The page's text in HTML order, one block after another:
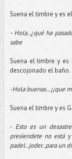
Suena el timbre y es
- Hola..¿qué ha
sabe
Suena el timbre y
descojonado el baño.
-Hola buenas…¡¡que
Suena el timbre y es G.
- Esto es un
presiendete no está
padel..joder..para un